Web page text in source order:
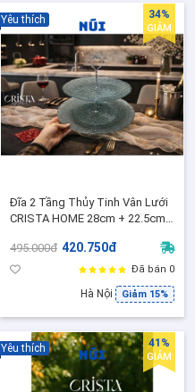
Đĩa 2 Tầng Thủy Tinh Vân Lưới
CRISTA HOME 28cm + 22.5cm
bàn trà, bàn tiếp khách 60224
495.000đ 420.750đ
Đã bán 0
Hà Nội Giảm 15%
Yêu thích 34%
GIẢM
Yêu thích 41%
GIẢM